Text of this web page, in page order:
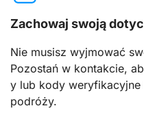
Zachowaj swoją
Nie musisz wyjmować
Pozostań w kontakcie,
y lub kody weryfikacyjne
podróży.